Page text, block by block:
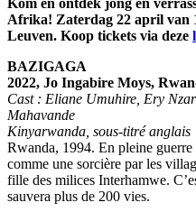
Kom en ontdek jong en
Afrika! Zaterdag 22 april van
Leuven. Koop tickets via deze
BAZIGAGA
2022, Jo Ingabire Moys,
Cast : Eliane Umuhire, Ery
Mahavande
Kinyarwanda, sous-titré anglais
Rwanda, 1994. En pleine
comme une sorcière par les
fille des milices Interhamwe.
sauvera plus de 200 vies.